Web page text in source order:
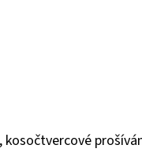
kosočtvercové